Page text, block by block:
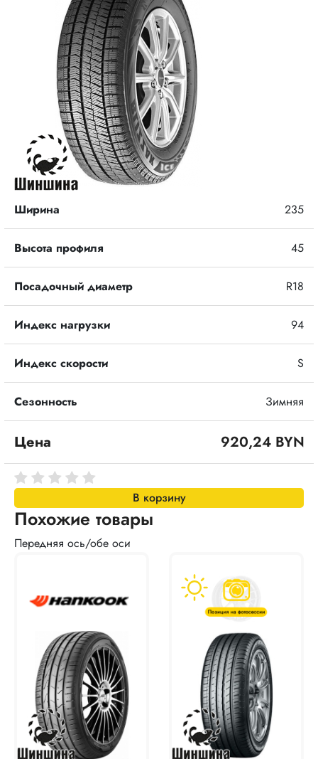
Ширина 235
Высота профиля 45
Посадочный диаметр R18
Индекс нагрузки 94
Индекс скорости S
Сезонность Зимняя
Цена 920,24 BYN
В корзину
Похожие товары
Передняя ось/обе оси